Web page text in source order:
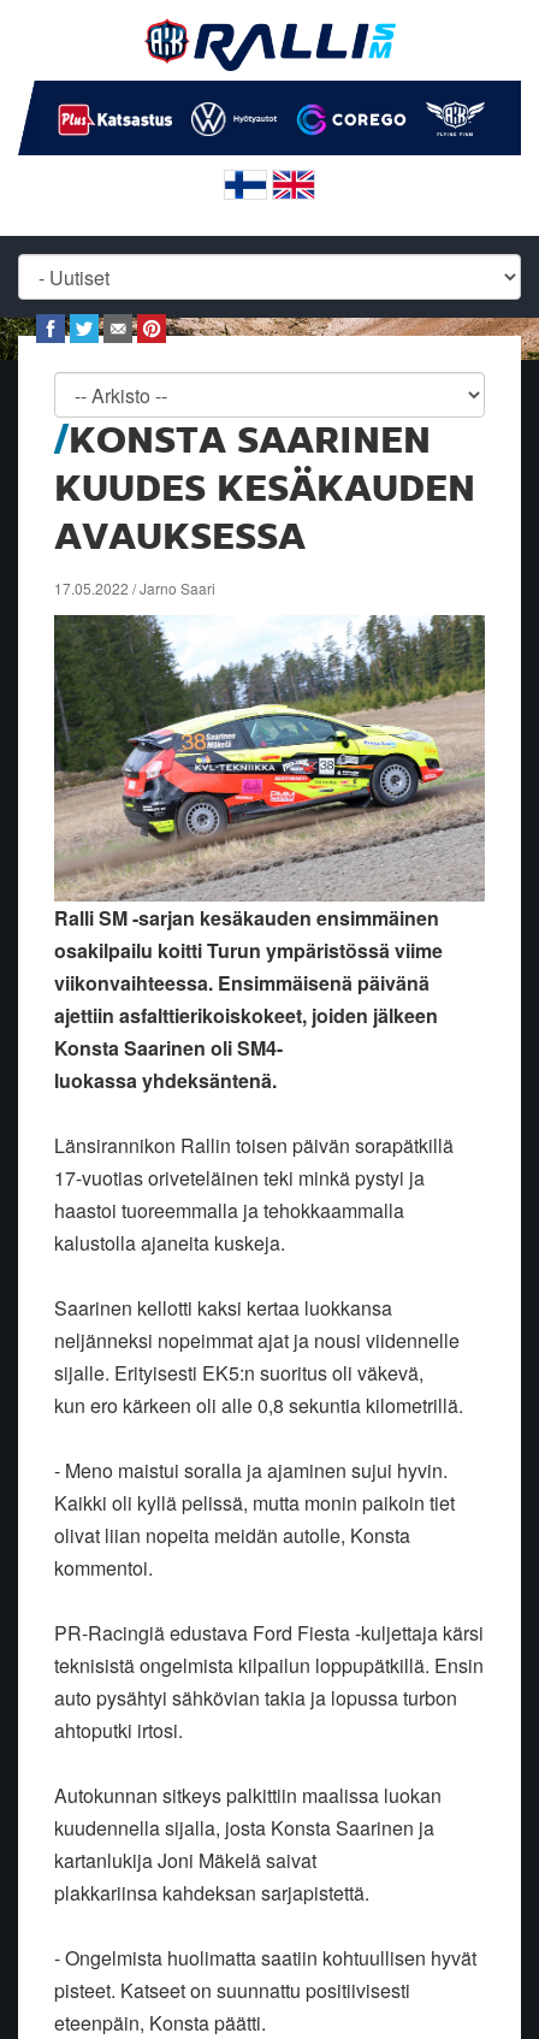
KONSTA SAARINEN
KUUDES KESÄKAUDEN
AVAUKSESSA
17.05.2022 / Jarno Saari
Ralli SM -sarjan kesäkauden ensimmäinen
osakilpailu koitti Turun ympäristössä viime
viikonvaihteessa. Ensimmäisenä päivänä
ajettiin asfalttierikoiskokeet, joiden jälkeen
Konsta Saarinen oli SM4-
luokassa yhdeksäntenä.
Länsirannikon Rallin toisen päivän sorapätkillä
17-vuotias oriveteläinen teki minkä pystyi ja
haastoi tuoreemmalla ja tehokkaammalla
kalustollaajaneita kuskeja.
Saarinen kellotti kaksi kertaa luokkansa
neljänneksi nopeimmat ajat ja nousi viidennelle
sijalle. Erityisesti EK5:n suoritus oli väkevä,
kun ero kärkeen oli alle 0,8 sekuntia kilometrillä.
- Meno maistui soralla ja ajaminen sujui hyvin.
Kaikki oli kylläpelissä, mutta monin paikoin tiet
olivat liian nopeita meidän autolle, Konsta
kommentoi.
PR-Racingiä edustava Ford Fiesta -kuljettaja kärsi
teknisistä ongelmista kilpailun loppupätkillä. Ensin
auto pysähtyi sähkövian takia ja lopussaturbon
ahtoputki irtosi.
Autokunnan sitkeys palkittiin maalissa luokan
kuudennella sijalla, josta Konsta Saarinen ja
kartanlukija Joni Mäkelä saivat
plakkariinsa kahdeksan sarjapistettä.
- Ongelmista huolimatta saatiin kohtuullisen hyvät
pisteet. Katseet on suunnattu positiivisesti
eteenpäin, Konsta päätti.